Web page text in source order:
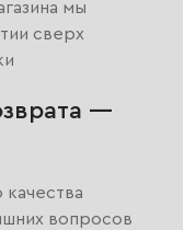
мы
сверх
—
вопросов